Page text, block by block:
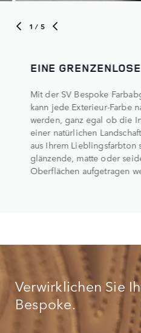
1 / 5
EINE
Mit der SV Bespoke
kann jede Exterieur-Farbe
werden, ganz egal ob die
einer natürlichen
aus Ihrem Lieblingsfarbton
glänzende, matte oder
Oberflächen aufgetragen
Verwirklichen Sie
Bespoke.